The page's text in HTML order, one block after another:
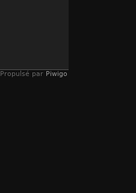
Propulsé par Piwigo